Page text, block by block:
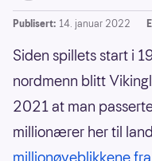
Publisert: 14. januar 2022
Siden spillets start i
nordmenn blitt
2021 at man
millionærer her til